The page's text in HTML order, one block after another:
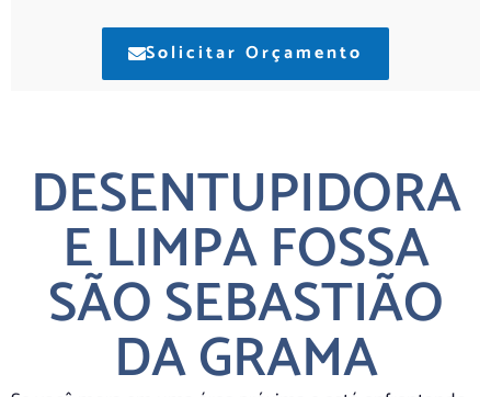
Solicitar Orçamento
DESENTUPIDORA
E LIMPA FOSSA
SÃO SEBASTIÃO
DA GRAMA